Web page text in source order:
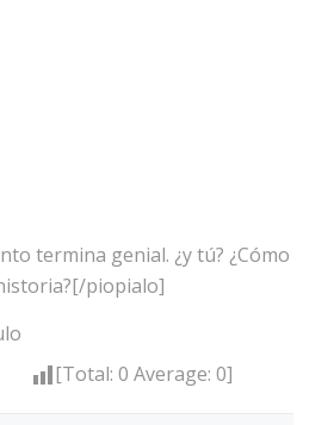
termina genial. ¿y tú? ¿Cómo
piopialo]
[Total: 0 Average: 0]